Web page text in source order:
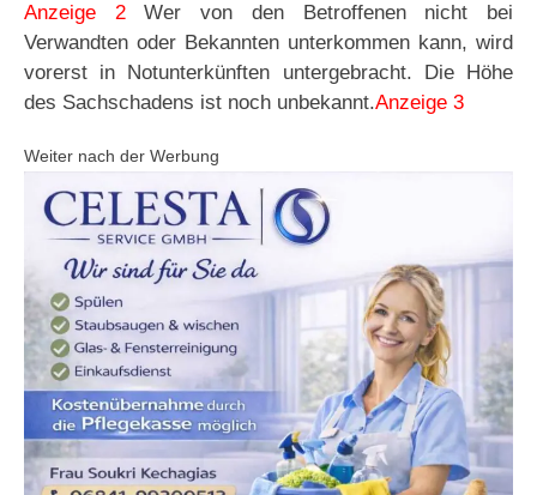
Anzeige 2Wer von den Betroffenen nicht bei
Verwandten oder Bekannten unterkommen kann, wird
vorerst in Notunterkünften untergebracht. Die Höhe
des Sachschadens ist noch unbekannt.Anzeige 3
Weiter nach der Werbung